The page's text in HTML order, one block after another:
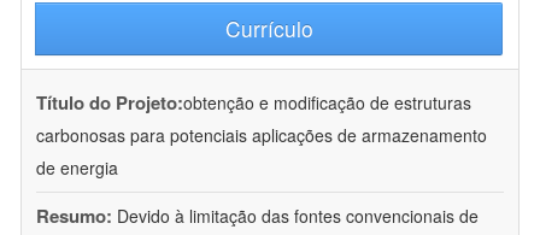
Currículo
Título do Projeto:obtenção e modificação de estruturas
carbonosas para potenciais aplicações de armazenamento
de energia
Resumo: Devido à limitação das fontes convencionais de